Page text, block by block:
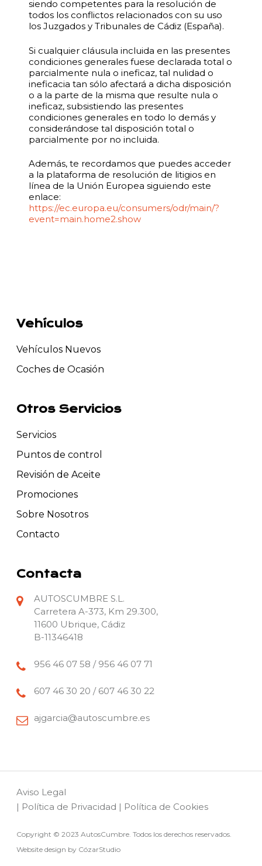
siendo competentes para la resolución de
todos los conflictos relacionados con su uso
los Juzgados y Tribunales de Cádiz (España).
Si cualquier cláusula incluida en las presentes
condiciones generales fuese declarada total o
parcialmente nula o ineficaz, tal nulidad o
ineficacia tan sólo afectará a dicha disposición
o a la parte de la misma que resulte nula o
ineficaz, subsistiendo las presentes
condiciones generales en todo lo demás y
considerándose tal disposición total o
parcialmente por no incluida.
Además, te recordamos que puedes acceder
a la plataforma de resolución de litigios en
línea de la Unión Europea siguiendo este
enlace:
https://ec.europa.eu/consumers/odr/main/?
event=main.home2.show
Vehículos
Vehículos Nuevos
Coches de Ocasión
Otros Servicios
Servicios
Puntos de control
Revisión de Aceite
Promociones
Sobre Nosotros
Contacto
Contacta
AUTOSCUMBRE S.L.
Carretera A-373, Km 29.300,
11600 Ubrique, Cádiz
B-11346418
956 46 07 58 / 956 46 07 71
607 46 30 20 / 607 46 30 22
ajgarcia@autoscumbre.es
Aviso Legal
| Política de Privacidad | Política de Cookies
Copyright © 2023 AutosCumbre. Todos los derechos reservados.
Website design by CózarStudio